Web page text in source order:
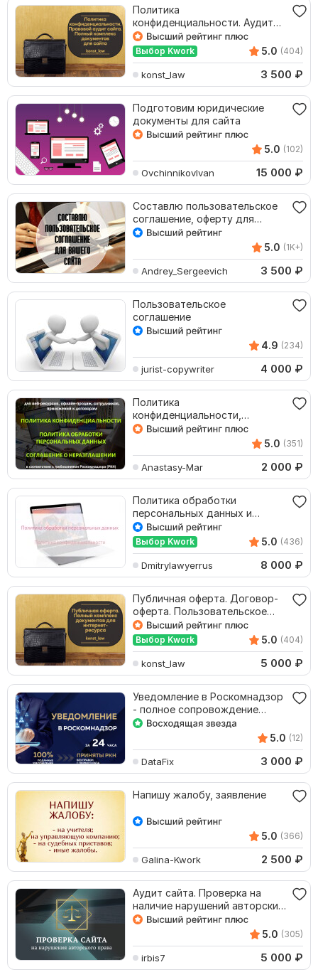
Политика
конфиденциальности. Аудит
сайта. Полный комплекс
документов
Выбор Kwork 5.0 (404)
konst_law 3 500 ₽
Подготовим юридические
документы для сайта
5.0 (102)
OvchinnikovIvan 15 000 ₽
Составлю пользовательское
соглашение, оферту для
Вашего сайта
5.0 (1K+)
Andrey_Sergeevich 3 500 ₽
Пользовательское
соглашение
4.9 (234)
jurist-copywriter 4 000 ₽
Политика
конфиденциальности,
политика обработки
5.0 (351)
Anastasy-Mar 2 000 ₽
Политика обработки
персональных данных и
политика
конфиденциальности
Выбор Kwork 5.0 (436)
Dmitrylawyerrus 8 000 ₽
Публичная оферта. Договор-
оферта. Пользовательское
соглашение
Выбор Kwork 5.0 (404)
konst_law 5 000 ₽
Уведомление в Роскомнадзор
- полное сопровождение
подачи
5.0 (12)
DataFix 3 000 ₽
Напишу жалобу, заявление
5.0 (366)
Galina-Kwork 2 500 ₽
Аудит сайта. Проверка на
наличие нарушений авторских
прав
5.0 (305)
irbis7 5 000 ₽